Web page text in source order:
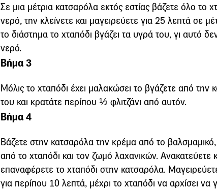
Σε μια μέτρια κατσαρόλα εκτός εστίας βάζετε όλο το
νερό, την κλείνετε και μαγειρεύετε για 25 λεπτά σε
το διάστημα το χταπόδι βγάζει τα υγρά του, γι αυτό
νερό.
Βήμα 3
Μόλις το χταπόδι έχει μαλακώσει το βγάζετε από την
του και κρατάτε περίπου ½ φλιτζάνι από αυτόν.
Βήμα 4
Βάζετε στην κατσαρόλα την κρέμα από το
από το χταπόδι και τον ζωμό λαχανικών. Ανακατεύετε
επαναφέρετε το χταπόδι στην κατσαρόλα.
για περίπου 10 λεπτά, μέχρι το χταπόδι να αρχίσει να